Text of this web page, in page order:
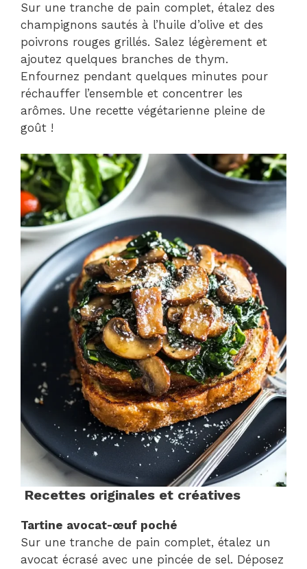
Sur une tranche de pain complet, étalez des
champignons sautés à l’huile d’olive et des
poivrons rouges grillés. Salez légèrement et
ajoutez quelques branches de thym.
Enfournez pendant quelques minutes pour
réchauffer l’ensemble et concentrer les
arômes. Une recette végétarienne pleine de
goût !
Recettes originales et créatives
Tartine avocat-œuf poché
Sur une tranche de pain complet, étalez un
avocat écrasé avec une pincée de sel. Déposez